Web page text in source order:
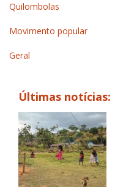
Quilombolas
Movimento popular
Geral
Últimas notícias: